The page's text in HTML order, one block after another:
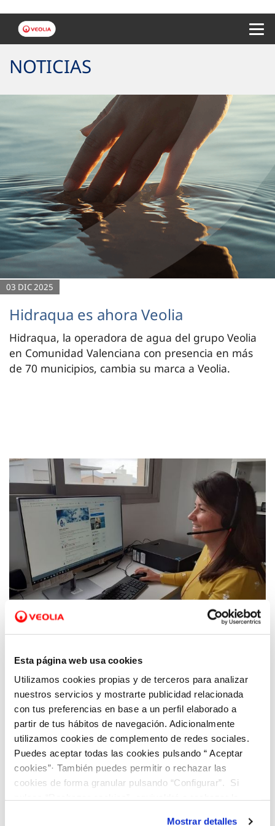
Esta página web usa cookies
Utilizamos cookies propias y de terceros para analizar
nuestros servicios y mostrarte publicidad relacionada
con tus preferencias en base a un perfil elaborado a
partir de tus hábitos de navegación. Adicionalmente
utilizamos cookies de complemento de redes sociales.
Puedes aceptar todas las cookies pulsando “ Aceptar
cookies”· También puedes permitir o rechazar las
cookies de forma granular pulsando “Configurar”. Si
Mostrar detalles
NOTICIAS
03 DIC 2025
Hidraqua es ahora Veolia
Hidraqua, la operadora de agua del grupo Veolia
en Comunidad Valenciana con presencia en más
de 70 municipios, cambia su marca a Veolia.
03 SEP 2021
Hidraqua ofrece atención especializada,
eficaz y adaptada”